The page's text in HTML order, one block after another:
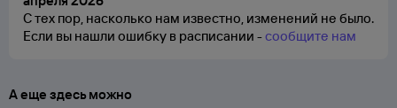
С тех пор, насколько нам известно, изменений не было.
Если вы нашли ошибку в расписании -сообщите нам
А еще здесь можно